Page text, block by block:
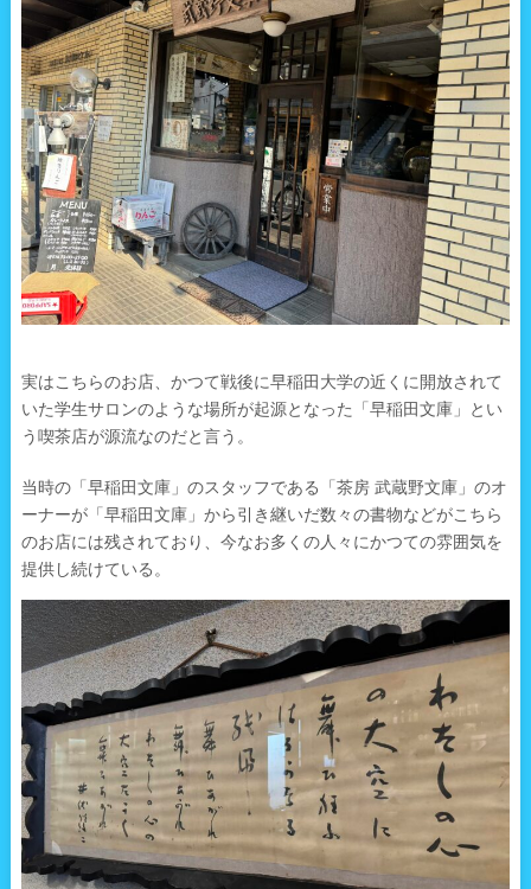
実はこちらのお店、かつて戦後に早稲田大学の近くに開放されて
いた学生サロンのような場所が起源となった「早稲田文庫」とい
う喫茶店が源流なのだと言う。
当時の「早稲田文庫」のスタッフである「茶房 武蔵野文庫」のオ
ーナーが「早稲田文庫」から引き継いだ数々の書物などがこちら
のお店には残されており、今なお多くの人々にかつての雰囲気を
提供し続けている。